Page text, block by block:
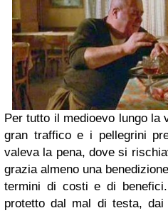
Per tutto il medioevo lungo la
gran traffico e i pellegrini
valeva la pena, dove si
grazia almeno una
termini di costi e di
protetto dal mal di testa,